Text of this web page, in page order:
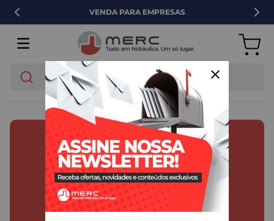
VENDA PARA EMPRESAS
O que você está buscando?
SOLICITE JÁ SEU ORÇAMENTO!